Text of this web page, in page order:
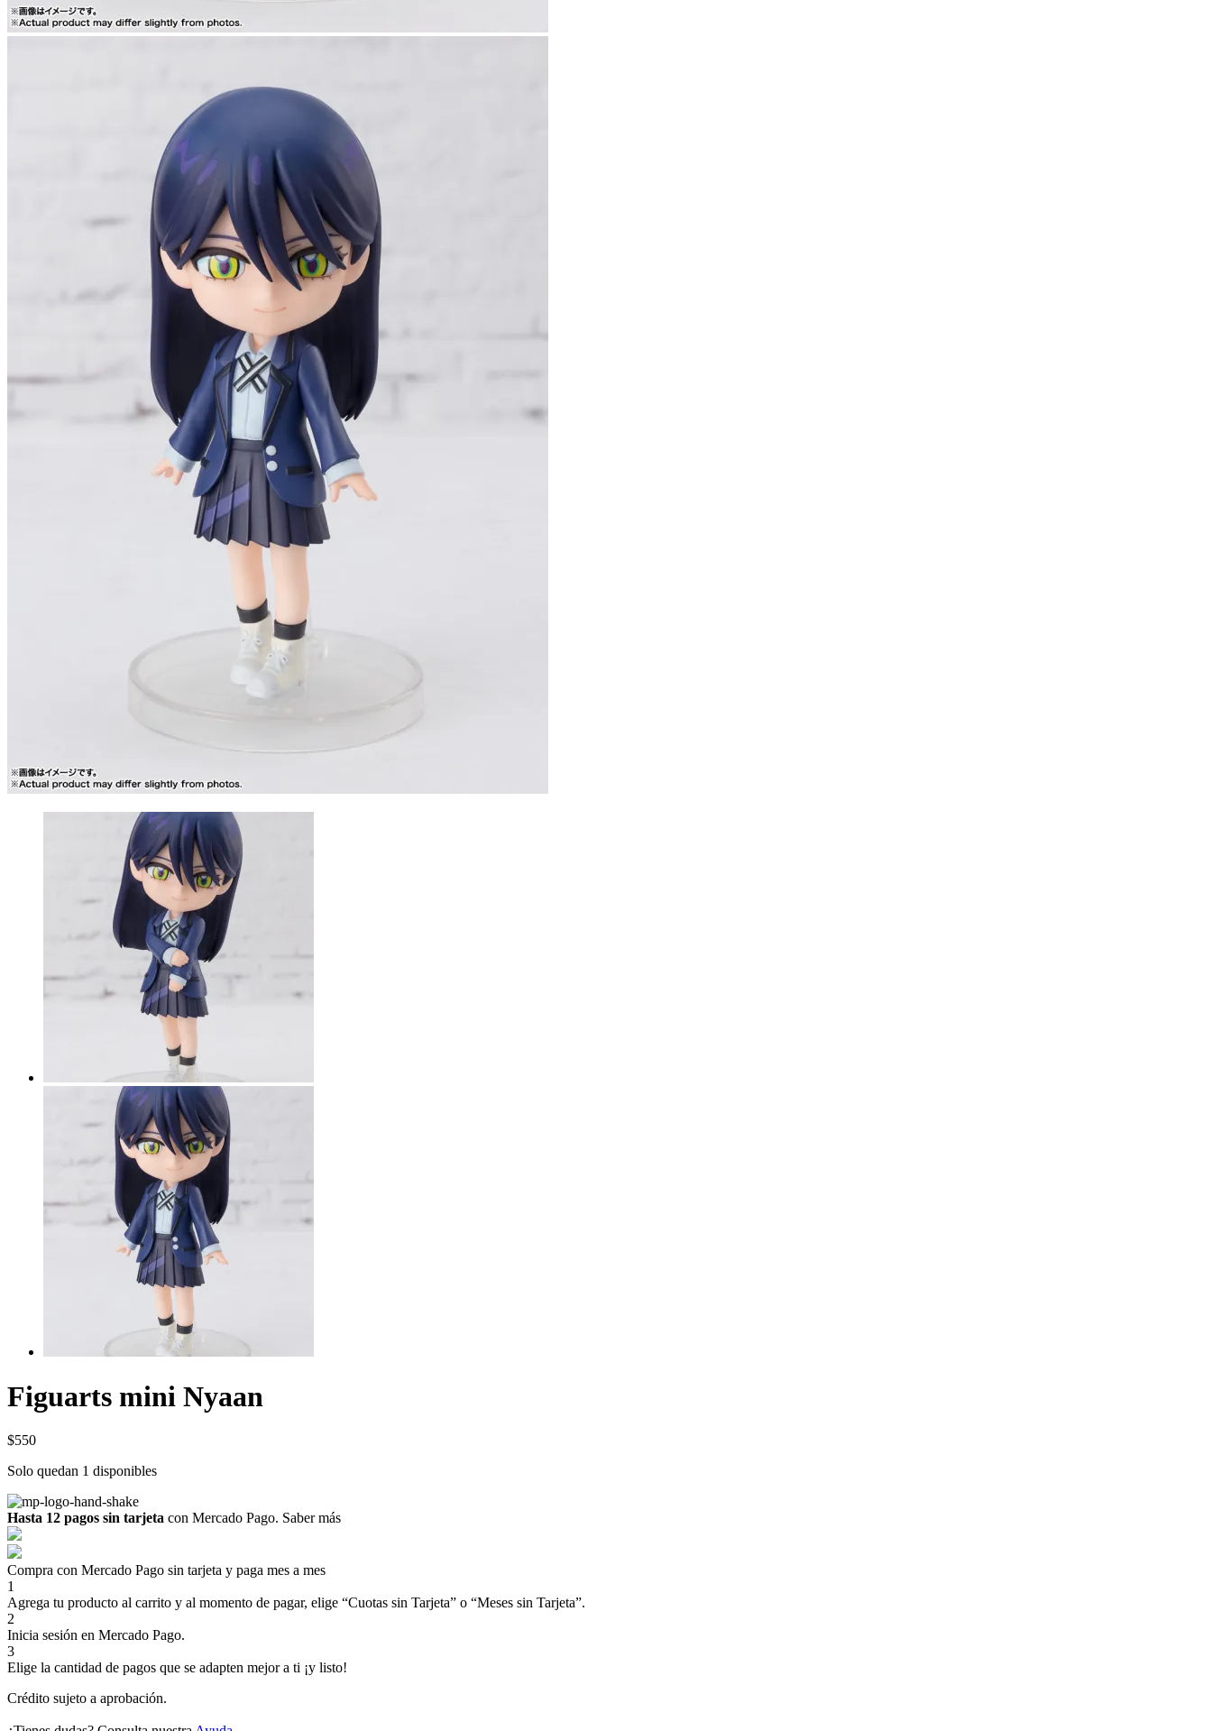
Figuarts mini Nyaan
$550
Solo quedan 1 disponibles
Hasta 12 pagos sin tarjeta con Mercado Pago. Saber más
Compra con Mercado Pago sin tarjeta y paga mes a mes
1
Agrega tu producto al carrito y al momento de pagar, elige “Cuotas sin Tarjeta” o “Meses sin Tarjeta”.
2
Inicia sesión en Mercado Pago.
3
Elige la cantidad de pagos que se adapten mejor a ti ¡y listo!
Crédito sujeto a aprobación.